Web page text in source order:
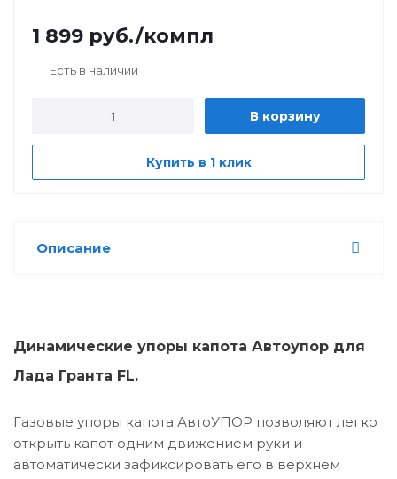
1 899 руб./компл
Есть в наличии
В корзину
Купить в 1 клик
Описание
Динамические упоры капота Автоупор для
Лада Гранта FL.
Газовые упоры капота АвтоУПОР позволяют легко
открыть капот одним движением руки и
автоматически зафиксировать его в верхнем